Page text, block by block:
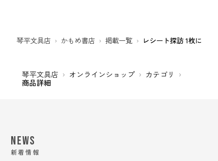
琴平文具店 かもめ書店 掲載一覧 レシート探訪 1枚にみ
琴平文具店 オンラインショップ
カテゴリ
商品詳細
NEWS
新着情報